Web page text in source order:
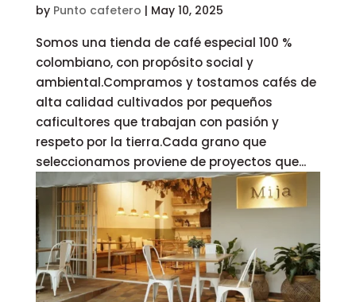
by Punto cafetero | May 10, 2025
Somos una tienda de café especial 100 %
colombiano, con propósito social y
ambiental.Compramos y tostamos cafés de
alta calidad cultivados por pequeños
caficultores que trabajan con pasión y
respeto por la tierra.Cada grano que
seleccionamos proviene de proyectos que...